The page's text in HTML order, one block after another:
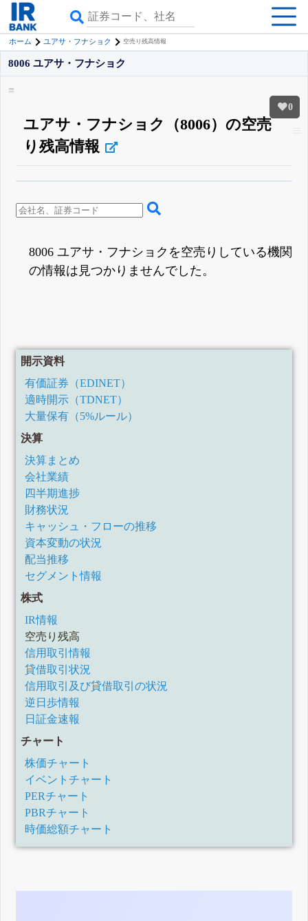
ホーム ユアサ・フナショク 空売り残高情報
0
8006 ユアサ・フナショク
ユアサ・フナショク（8006）の空売
り残高情報
見られる
無料でβ版をはじめる
登録すると永久30%OFFと米株版の先行利用も付きます
8006 ユアサ・フナショクを空売りしている機関
の情報は見つかりませんでした。
開示資料
有価証券（EDINET）
適時開示（TDNET）
大量保有（5%ルール）
決算
決算まとめ
会社業績
四半期進捗
財務状況
キャッシュ・フローの推移
資本変動の状況
配当推移
セグメント情報
株式
IR情報
空売り残高
信用取引情報
貸借取引状況
信用取引及び貸借取引の状況
逆日歩情報
日証金速報
チャート
株価チャート
イベントチャート
PERチャート
PBRチャート
時価総額チャート